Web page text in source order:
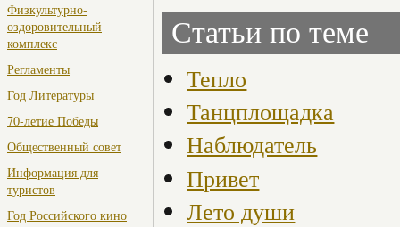
Физкультурно-
оздоровительный
комплекс
Регламенты
Год Литературы
70-летие Победы
Общественный совет
Информация для
туристов
Год Российского кино
Статьи по теме
Тепло
Танцплощадка
Наблюдатель
Привет
Лето души